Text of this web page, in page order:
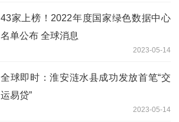
43家上榜！2022年度国家绿色数据中心
名单公布 全球消息
2023-05-14
全球即时：淮安涟水县成功发放首笔“交
运易贷”
2023-05-14